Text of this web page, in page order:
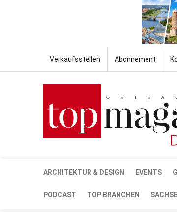
Verkaufsstellen Abonnement
ARCHITEKTUR & DESIGN EVENTS
PODCAST TOP BRANCHEN